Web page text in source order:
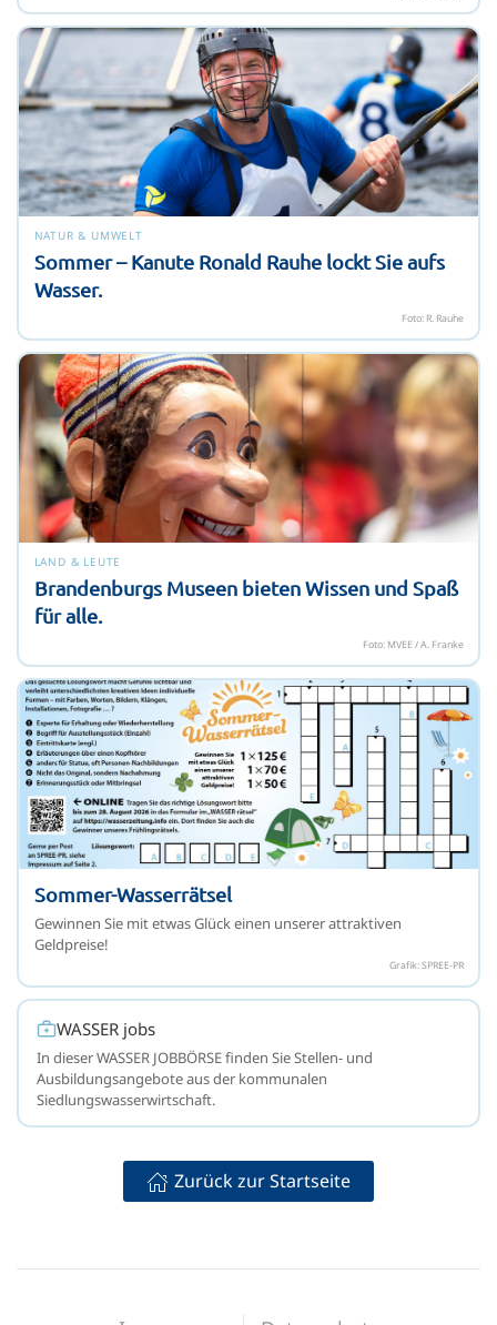
NATUR & UMWELT
Sommer – Kanute Ronald Rauhe lockt Sie aufs
Wasser.
Foto: R. Rauhe
LAND & LEUTE
Brandenburgs Museen bieten Wissen und Spaß
für alle.
Foto: MVEE / A. Franke
Sommer-Wasserrätsel
Gewinnen Sie mit etwas Glück einen unserer attraktiven
Geldpreise!
Grafik: SPREE-PR
WASSER jobs
In dieser WASSER JOBBÖRSE finden Sie Stellen- und
Ausbildungsangebote aus der kommunalen
Siedlungswasserwirtschaft.
Zurück zur Startseite